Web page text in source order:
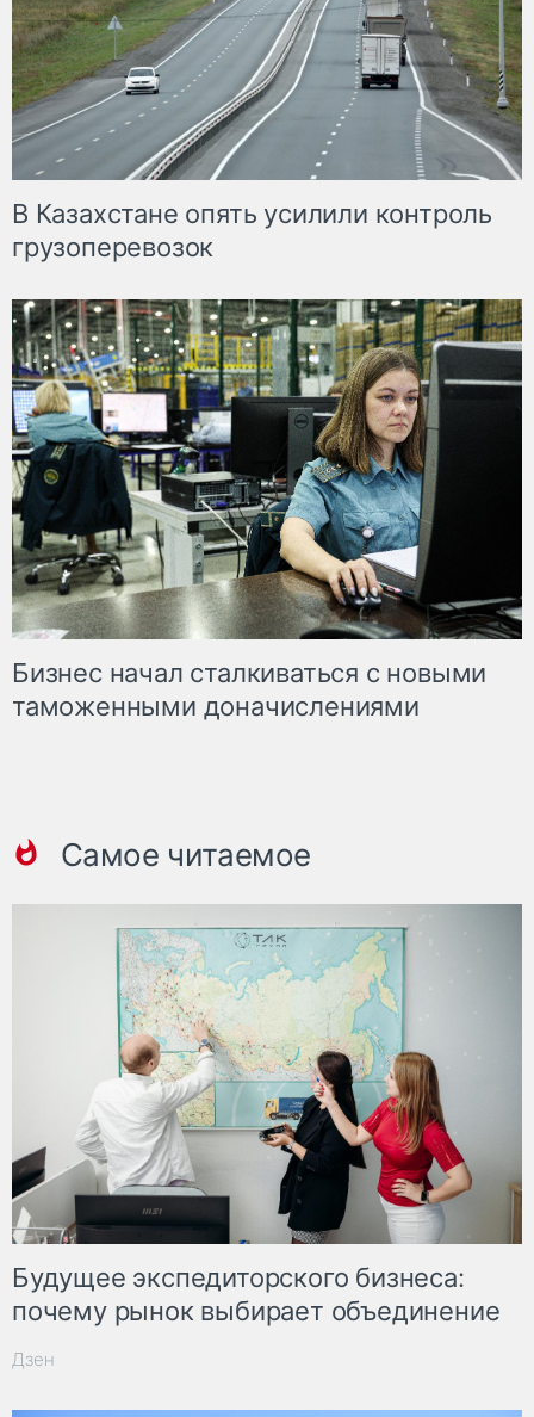
В Казахстане опять усилили контроль
грузоперевозок
Бизнес начал сталкиваться с новыми
таможенными доначислениями
Самое читаемое
Будущее экспедиторского бизнеса:
почему рынок выбирает объединение
Дзен